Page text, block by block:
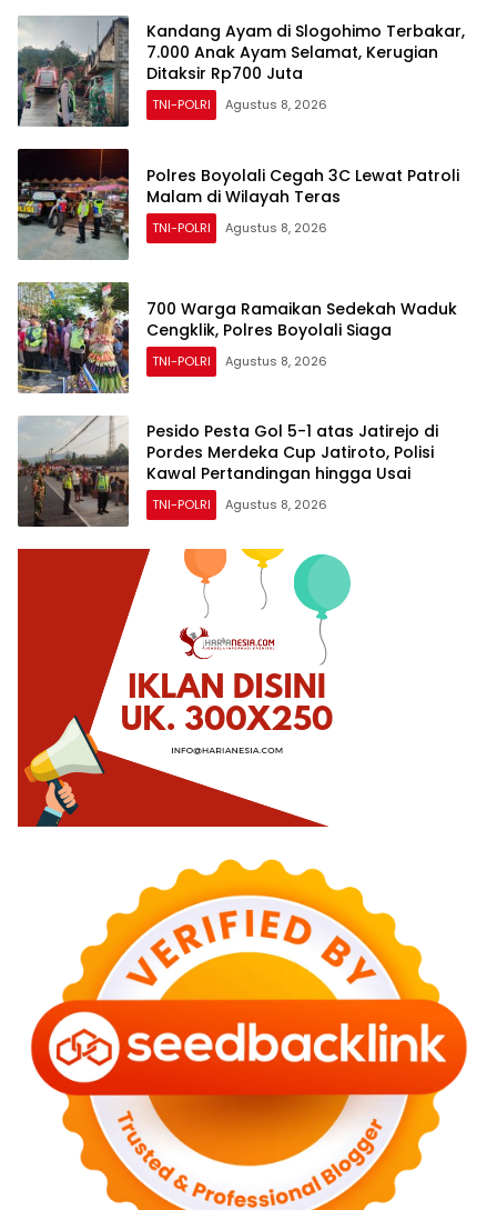
Kandang Ayam di Slogohimo Terbakar,
7.000 Anak Ayam Selamat, Kerugian
Ditaksir Rp700 Juta
TNI-POLRI Agustus 8, 2026
Polres Boyolali Cegah 3C Lewat Patroli
Malam di Wilayah Teras
TNI-POLRI Agustus 8, 2026
700 Warga Ramaikan Sedekah Waduk
Cengklik, Polres Boyolali Siaga
TNI-POLRI Agustus 8, 2026
Pesido Pesta Gol 5-1 atas Jatirejo di
Pordes Merdeka Cup Jatiroto, Polisi
Kawal Pertandingan hingga Usai
TNI-POLRI Agustus 8, 2026